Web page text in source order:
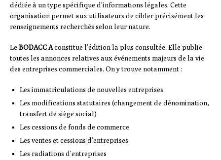
dédiée à un type spécifique d’informations légales. Cette
organisation permet aux utilisateurs de cibler précisément les
renseignements recherchés selon leur nature.
Le BODACC Aconstitue l’édition la plus consultée. Elle publie
toutes les annonces relatives aux événements majeurs de la vie
des entreprises commerciales. On y trouve notamment :
Les immatriculations de nouvelles entreprises
Les modifications statutaires (changement de dénomination,
transfert de siège social)
Les cessions de fonds de commerce
Les ventes et cessions d’entreprises
Les radiations d’entreprises